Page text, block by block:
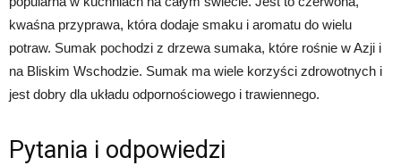
kwaśna przyprawa, która dodaje smaku i aromatu do wielu
potraw. Sumak pochodzi z drzewa sumaka, które rośnie w Azji i
na Bliskim Wschodzie. Sumak ma wiele korzyści zdrowotnych i
jest dobry dla układu odpornościowego i trawiennego.
Pytania i odpowiedzi